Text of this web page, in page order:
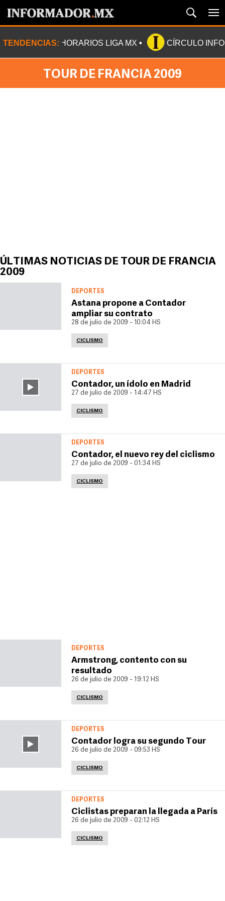
TENDENCIAS: HORARIOS LIGA MX CÍRCULO
TOUR DE FRANCIA 2009
ÚLTIMAS NOTICIAS DE TOUR DE FRANCIA
2009
DEPORTES
Astana propone a Contador
ampliar su contrato
28 de julio de 2009 - 10:04 HS
CICLISMO
DEPORTES
Contador, un ídolo en Madrid
27 de julio de 2009 - 14:47 HS
CICLISMO
DEPORTES
Contador, el nuevo rey del ciclismo
27 de julio de 2009 - 01:34 HS
CICLISMO
DEPORTES
Armstrong, contento con su
resultado
26 de julio de 2009 - 19:12 HS
CICLISMO
DEPORTES
Contador logra su segundo Tour
26 de julio de 2009 - 09:53 HS
CICLISMO
DEPORTES
Ciclistas preparan la llegada a París
26 de julio de 2009 - 02:12 HS
CICLISMO